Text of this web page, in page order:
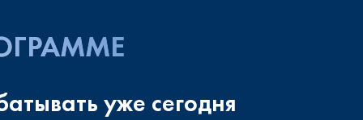
уже сегодня